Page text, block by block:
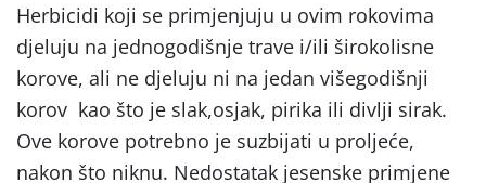
Herbicidi koji se primjenjuju u ovim rokovima
djeluju na jednogodišnje trave i/ili širokolisne
korove, ali ne djeluju ni na jedan višegodišnji
korov kao što je slak,osjak, pirika ili divlji sirak.
Ove korove potrebno je suzbijati u proljeće,
nakon što niknu. Nedostatak jesenske primjene